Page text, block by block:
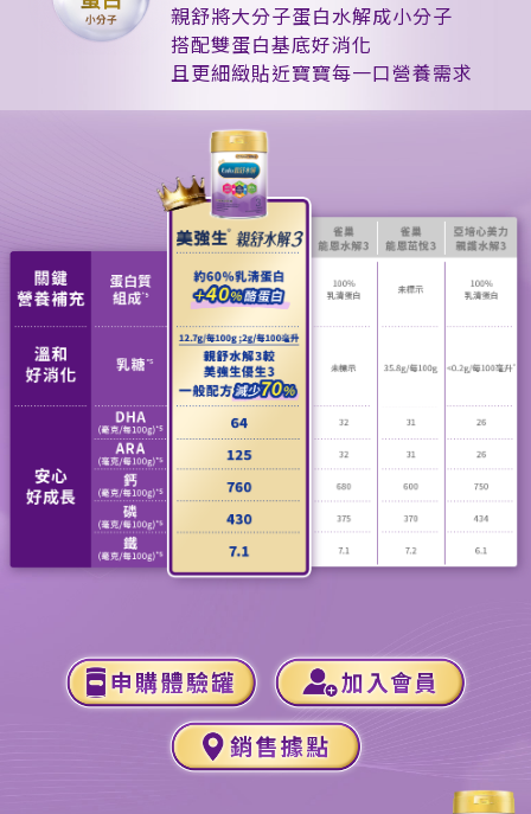
親舒將大分子蛋白水解成小分子
搭配雙蛋白基底好消化
且更細緻貼近寶寶每一口營養需求